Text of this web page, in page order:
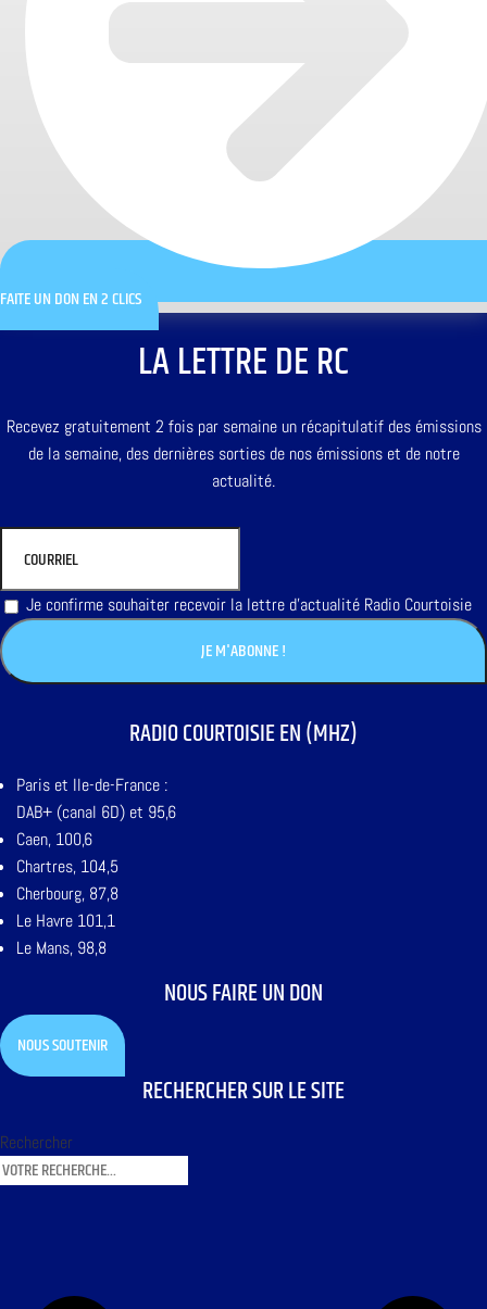
FAITE UN DON EN 2 CLICS
LA LETTRE DE RC
Recevez gratuitement 2 fois par semaine un récapitulatif des émissions
de la semaine, des dernières sorties de nos émissions et de notre
actualité.
Je confirme souhaiter recevoir la lettre d'actualité Radio Courtoisie
RADIO COURTOISIE EN (MHZ)
Paris et Ile-de-France :
DAB+ (canal 6D) et 95,6
Caen, 100,6
Chartres, 104,5
Cherbourg, 87,8
Le Havre 101,1
Le Mans, 98,8
NOUS FAIRE UN DON
NOUS SOUTENIR
RECHERCHER SUR LE SITE
Rechercher